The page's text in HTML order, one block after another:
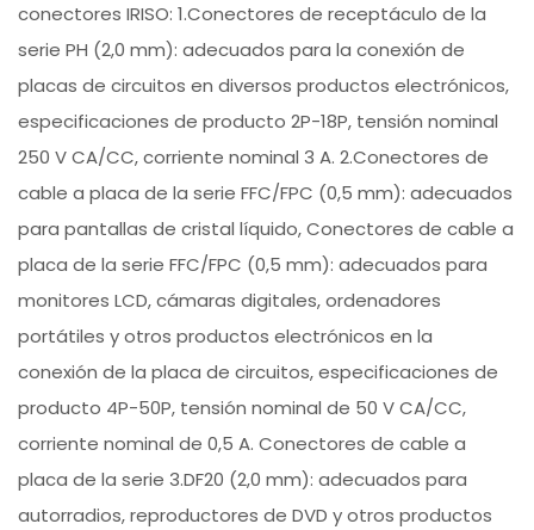
conectores IRISO: 1.Conectores de receptáculo de la
serie PH (2,0 mm): adecuados para la conexión de
placas de circuitos en diversos productos electrónicos,
especificaciones de producto 2P-18P, tensión nominal
250 V CA/CC, corriente nominal 3 A. 2.Conectores de
cable a placa de la serie FFC/FPC (0,5 mm): adecuados
para pantallas de cristal líquido, Conectores de cable a
placa de la serie FFC/FPC (0,5 mm): adecuados para
monitores LCD, cámaras digitales, ordenadores
portátiles y otros productos electrónicos en la
conexión de la placa de circuitos, especificaciones de
producto 4P-50P, tensión nominal de 50 V CA/CC,
corriente nominal de 0,5 A. Conectores de cable a
placa de la serie 3.DF20 (2,0 mm): adecuados para
autorradios, reproductores de DVD y otros productos